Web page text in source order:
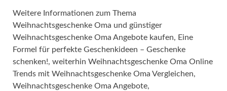
Weitere Informationen zum Thema
Weihnachtsgeschenke Oma und günstiger
Weihnachtsgeschenke Oma Angebote kaufen, Eine
Formel für perfekte Geschenkideen – Geschenke
schenken!, weiterhin Weihnachtsgeschenke Oma Online
Trends mit Weihnachtsgeschenke Oma Vergleichen,
Weihnachtsgeschenke Oma Angebote,